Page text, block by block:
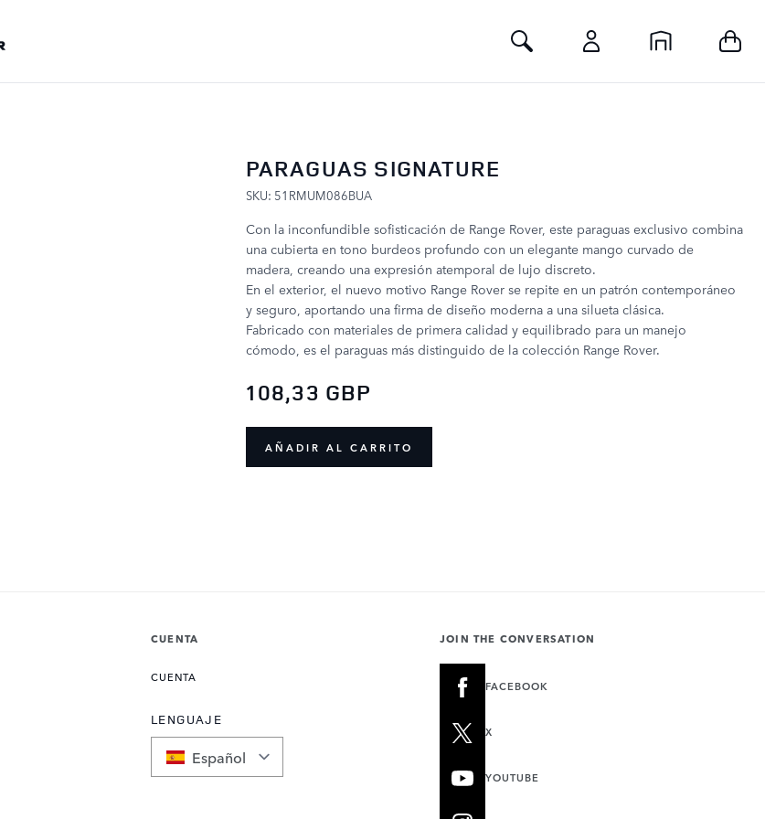
Toggle Search
PARAGUAS SIGNATURE
SKU: 51RMUM086BUA
Con la inconfundible sofisticación de Range Rover, este paraguas exclusivo combina
una cubierta en tono burdeos profundo con un elegante mango curvado de
madera, creando una expresión atemporal de lujo discreto.
En el exterior, el nuevo motivo Range Rover se repite en un patrón contemporáneo
y seguro, aportando una firma de diseño moderna a una silueta clásica.
Fabricado con materiales de primera calidad y equilibrado para un manejo
cómodo, es el paraguas más distinguido de la colección Range Rover.
108,33 GBP
AÑADIR AL CARRITO
CUENTA
CUENTA
LENGUAJE
Español
JOIN THE CONVERSATION
FACEBOOK
X
YOUTUBE